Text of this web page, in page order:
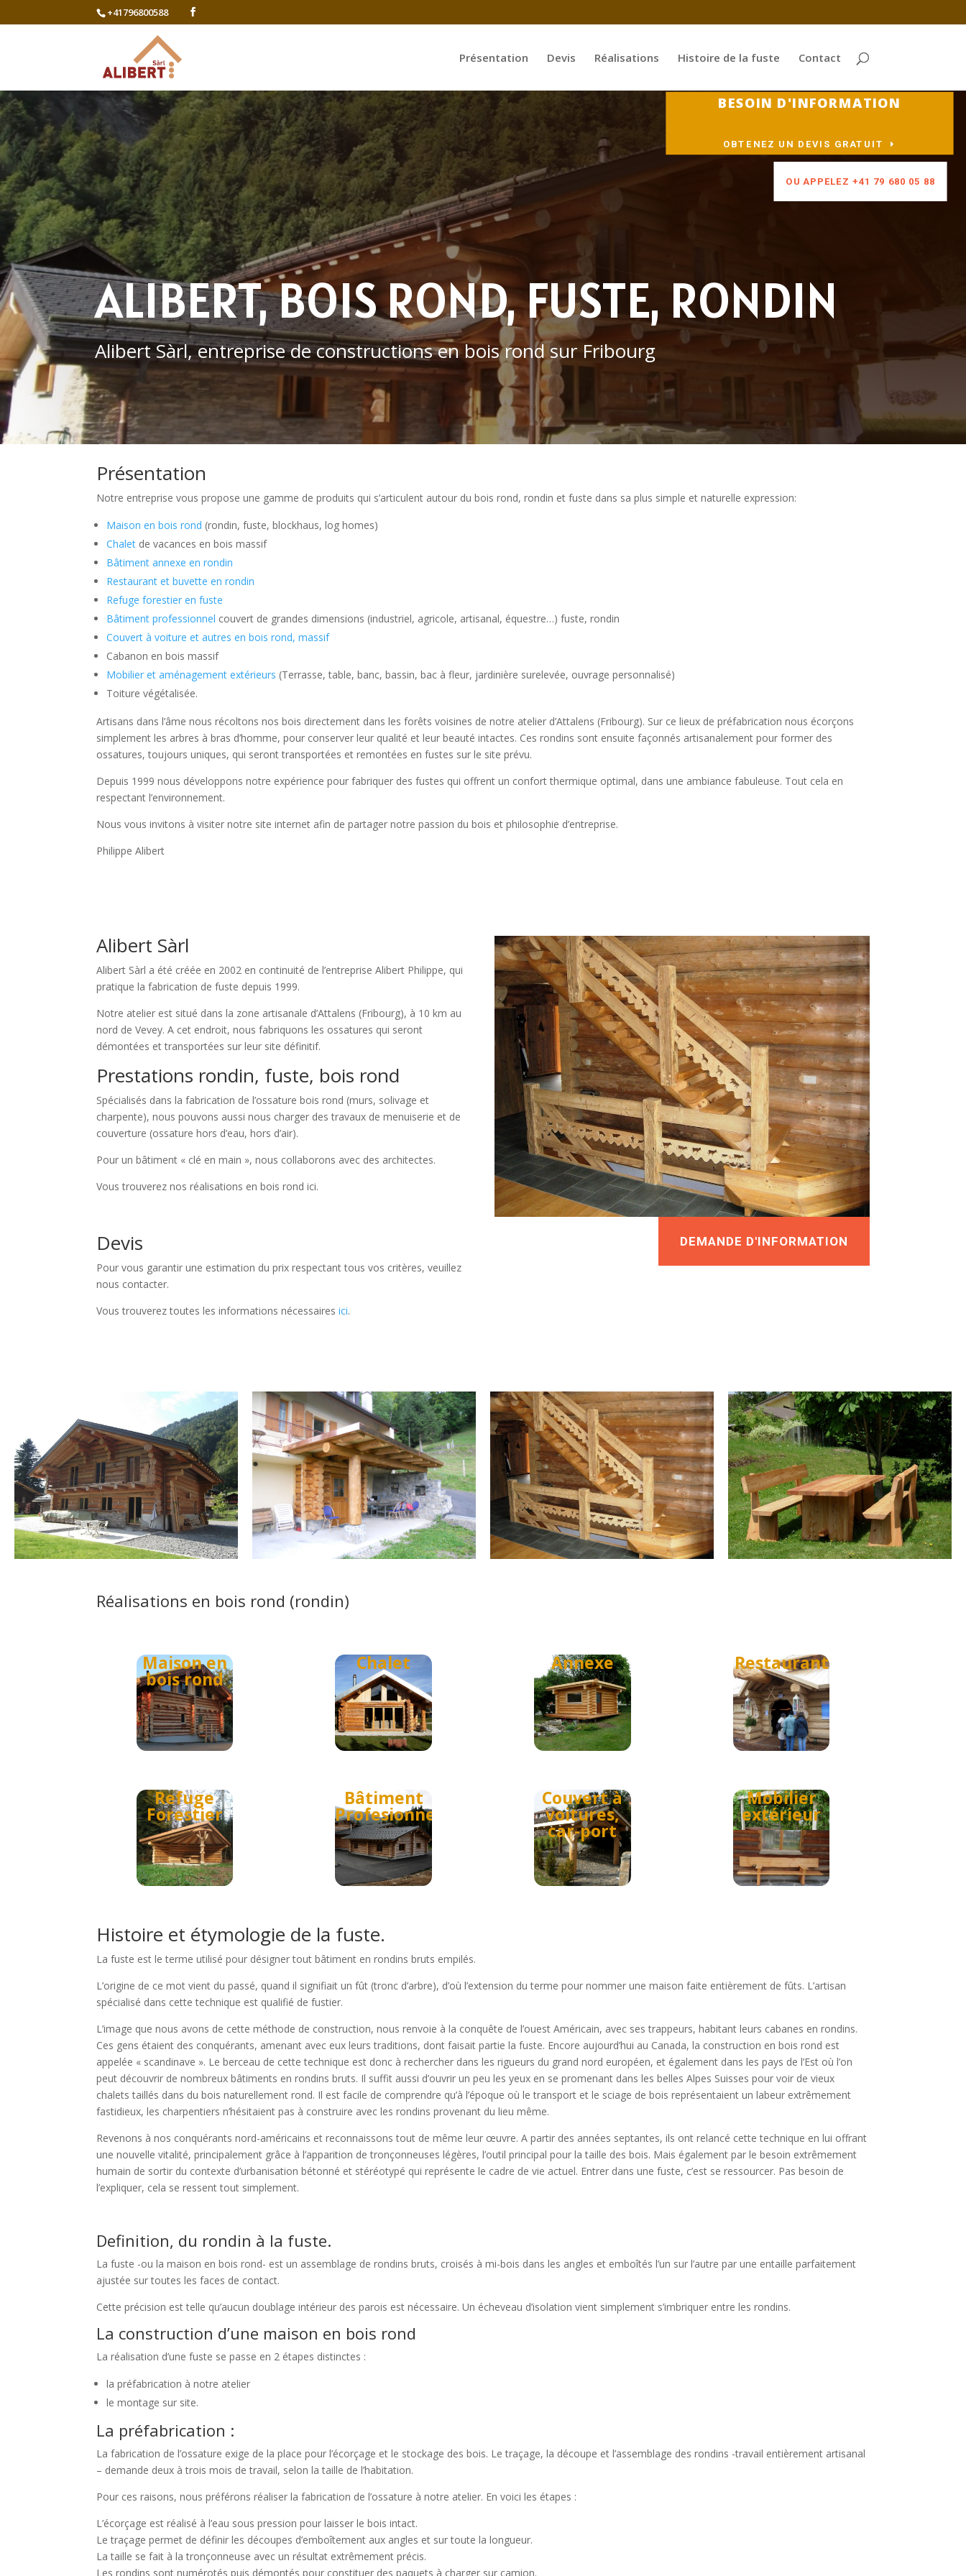
+41796800588
Présentation Devis Réalisations Histoire de la fuste Contact
BESOIN D'INFORMATION
OBTENEZ UN DEVIS GRATUIT
OU APPELEZ +41 79 680 05 88
ALIBERT, BOIS ROND, FUSTE, RONDIN
Alibert Sàrl, entreprise de constructions en bois rond sur Fribourg
Présentation
Notre entreprise vous propose une gamme de produits qui s’articulent autour du bois rond, rondin et fuste dans sa plus simple et naturelle expression:
Maison en bois rond (rondin, fuste, blockhaus, log homes)
Chalet de vacances en bois massif
Bâtiment annexe en rondin
Restaurant et buvette en rondin
Refuge forestier en fuste
Bâtiment professionnel couvert de grandes dimensions (industriel, agricole, artisanal, équestre…) fuste, rondin
Couvert à voiture et autres en bois rond, massif
Cabanon en bois massif
Mobilier et aménagement extérieurs (Terrasse, table, banc, bassin, bac à fleur, jardinière surelevée, ouvrage personnalisé)
Toiture végétalisée.
Artisans dans l’âme nous récoltons nos bois directement dans les forêts voisines de notre atelier d’Attalens (Fribourg). Sur ce lieux de préfabrication nous écorçons
simplement les arbres à bras d’homme, pour conserver leur qualité et leur beauté intactes. Ces rondins sont ensuite façonnés artisanalement pour former des
ossatures, toujours uniques, qui seront transportées et remontées en fustes sur le site prévu.
Depuis 1999 nous développons notre expérience pour fabriquer des fustes qui offrent un confort thermique optimal, dans une ambiance fabuleuse. Tout cela en
respectant l’environnement.
Nous vous invitons à visiter notre site internet afin de partager notre passion du bois et philosophie d’entreprise.
Philippe Alibert
Alibert Sàrl
Alibert Sàrl a été créée en 2002 en continuité de l’entreprise Alibert Philippe, qui
pratique la fabrication de fuste depuis 1999.
Notre atelier est situé dans la zone artisanale d’Attalens (Fribourg), à 10 km au
nord de Vevey. A cet endroit, nous fabriquons les ossatures qui seront
démontées et transportées sur leur site définitif.
Prestations rondin, fuste, bois rond
Spécialisés dans la fabrication de l’ossature bois rond (murs, solivage et
charpente), nous pouvons aussi nous charger des travaux de menuiserie et de
couverture (ossature hors d’eau, hors d’air).
Pour un bâtiment « clé en main », nous collaborons avec des architectes.
Vous trouverez nos réalisations en bois rond ici.
Devis
Pour vous garantir une estimation du prix respectant tous vos critères, veuillez
nous contacter.
Vous trouverez toutes les informations nécessairesici.
DEMANDE D'INFORMATION
Réalisations en bois rond (rondin)
Maison en
bois rond
Chalet Annexe Restaurant
Refuge
Forestier
Bâtiment
Profesionnel
Couvert à
voitures,
car-port
Mobilier
extérieur
Histoire et étymologie de la fuste.
La fuste est le terme utilisé pour désigner tout bâtiment en rondins bruts empilés.
L’origine de ce mot vient du passé, quand il signifiait un fût (tronc d’arbre), d’où l’extension du terme pour nommer une maison faite entièrement de fûts. L’artisan
spécialisé dans cette technique est qualifié de fustier.
L’image que nous avons de cette méthode de construction, nous renvoie à la conquête de l’ouest Américain, avec ses trappeurs, habitant leurs cabanes en rondins.
Ces gens étaient des conquérants, amenant avec eux leurs traditions, dont faisait partie la fuste. Encore aujourd’hui au Canada, la construction en bois rond est
appelée « scandinave ». Le berceau de cette technique est donc à rechercher dans les rigueurs du grand nord européen, et également dans les pays de l’Est où l’on
peut découvrir de nombreux bâtiments en rondins bruts. Il suffit aussi d’ouvrir un peu les yeux en se promenant dans les belles Alpes Suisses pour voir de vieux
chalets taillés dans du bois naturellement rond. Il est facile de comprendre qu’à l’époque où le transport et le sciage de bois représentaient un labeur extrêmement
fastidieux, les charpentiers n’hésitaient pas à construire avec les rondins provenant du lieu même.
Revenons à nos conquérants nord-américains et reconnaissons tout de même leur œuvre. A partir des années septantes, ils ont relancé cette technique en lui offrant
une nouvelle vitalité, principalement grâce à l’apparition de tronçonneuses légères, l’outil principal pour la taille des bois. Mais également par le besoin extrêmement
humain de sortir du contexte d’urbanisation bétonné et stéréotypé qui représente le cadre de vie actuel. Entrer dans une fuste, c’est se ressourcer. Pas besoin de
l’expliquer, cela se ressent tout simplement.
Definition, du rondin à la fuste.
La fuste -ou la maison en bois rond- est un assemblage de rondins bruts, croisés à mi-bois dans les angles et emboîtés l’un sur l’autre par une entaille parfaitement
ajustée sur toutes les faces de contact.
Cette précision est telle qu’aucun doublage intérieur des parois est nécessaire. Un écheveau d’isolation vient simplement s’imbriquer entre les rondins.
La construction d’une maison en bois rond
La réalisation d’une fuste se passe en 2 étapes distinctes :
la préfabrication à notre atelier
le montage sur site.
La préfabrication :
La fabrication de l’ossature exige de la place pour l’écorçage et le stockage des bois. Le traçage, la découpe et l’assemblage des rondins -travail entièrement artisanal
– demande deux à trois mois de travail, selon la taille de l’habitation.
Pour ces raisons, nous préférons réaliser la fabrication de l’ossature à notre atelier. En voici les étapes :
L’écorçage est réalisé à l’eau sous pression pour laisser le bois intact.
Le traçage permet de définir les découpes d’emboîtement aux angles et sur toute la longueur.
La taille se fait à la tronçonneuse avec un résultat extrêmement précis.
Les rondins sont numérotés puis démontés pour constituer des paquets à charger sur camion.